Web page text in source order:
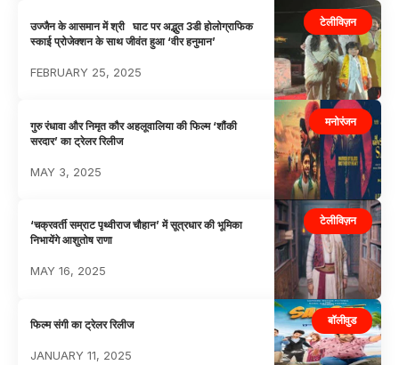
टेलीविज़न
उज्जैन के आसमान में श्री घाट पर अद्भुत 3डी होलोग्राफिक
स्काई प्रोजेक्शन के साथ जीवंत हुआ ‘वीर हनुमान’
FEBRUARY 25, 2025
मनोरंजन
गुरु रंधावा और निमृत कौर अहलूवालिया की फिल्म ‘शौंकी
सरदार’ का ट्रेलर रिलीज
MAY 3, 2025
टेलीविज़न
‘चक्रवर्ती सम्राट पृथ्वीराज चौहान’ में सूत्रधार की भूमिका
निभायेंगे आशुतोष राणा
MAY 16, 2025
बॉलीवुड
फिल्म संगी का ट्रेलर रिलीज
JANUARY 11, 2025